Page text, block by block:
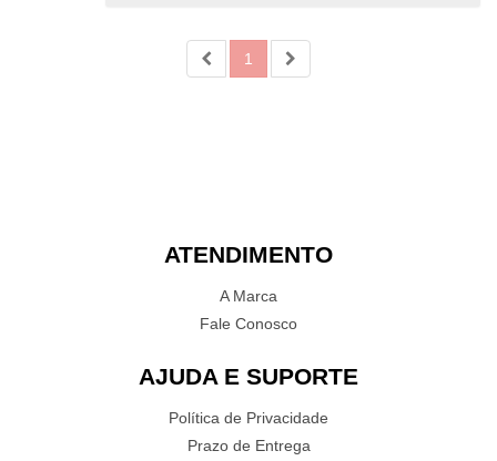
1
ATENDIMENTO
A Marca
Fale Conosco
AJUDA E SUPORTE
Política de Privacidade
Prazo de Entrega